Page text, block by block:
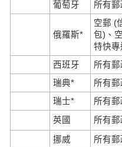
葡萄牙 所有
俄羅斯*
空郵 (
包)、
特快
西班牙
所有
瑞典*
所有
瑞士*
所有
英國
所有
挪威 所有